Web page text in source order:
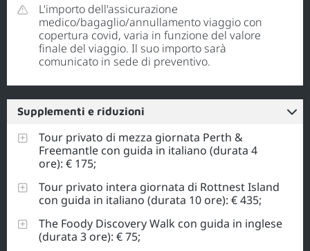
L'importo dell'assicurazione
medico/bagaglio/annullamento viaggio con
copertura covid, varia in funzione del valore
finale del viaggio. Il suo importo sarà
comunicato in sede di preventivo.
Supplementi e riduzioni
Tour privato di mezza giornata Perth &
Freemantle con guida in italiano (durata 4
ore): € 175;
Tour privato intera giornata di Rottnest Island
con guida in italiano (durata 10 ore): € 435;
The Foody Discovery Walk con guida in inglese
(durata 3 ore): € 75;